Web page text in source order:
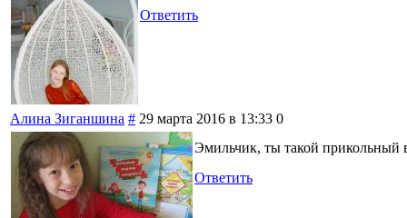
Ответить
Алина Зиганшина # 29 марта 2016 в 13:33 0
Эмильчик, ты такой
Ответить